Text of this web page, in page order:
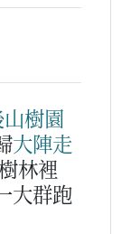
樹園
大陣走
林裡
大群跑